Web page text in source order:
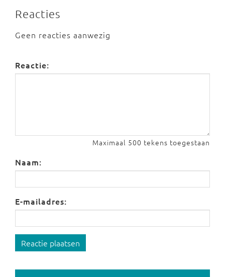
Reacties
Geen reacties aanwezig
Reactie:
Maximaal 500 tekens toegestaan
Naam:
E-mailadres:
Reactie plaatsen